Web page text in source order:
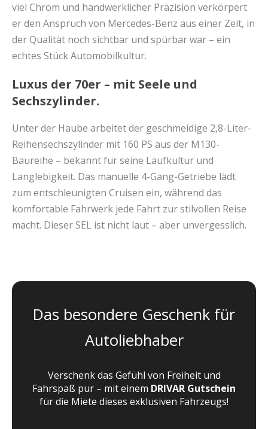
viel Chrom und handwerklicher Präzision verkörpert
er den Anspruch von Mercedes-Benz aus einer Zeit, in
der Qualität noch sichtbar und spürbar war – ein
echtes Stück Automobilkultur.
Luxus der 70er – mit Seele und
Sechszylinder.
Unter der Haube arbeitet der geschmeidige 2,8-Liter-
Reihensechszylinder mit 160 PS aus der M130-
Baureihe – bekannt für seine Laufkultur und
Langlebigkeit. Das manuelle 4-Gang-Getriebe lädt
zum entschleunigten Cruisen ein, während das
komfortable Fahrwerk jede Fahrt zur stilvollen Reise
macht. Dieser SEL ist nicht laut – aber unvergesslich.
Das besondere Geschenk für
Autoliebhaber
Verschenk das Gefühl von Freiheit und
Fahrspaß pur – mit einem DRIVAR Gutschein
für die Miete dieses exklusiven Fahrzeugs!